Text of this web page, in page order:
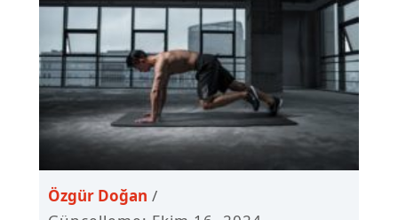
Özgür Doğan